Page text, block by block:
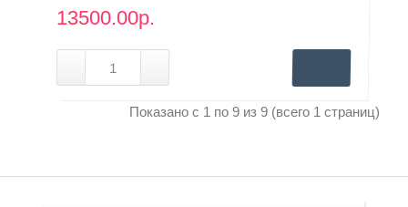
13500.00р.
Показано с 1 по 9 из 9 (всего 1 страниц)